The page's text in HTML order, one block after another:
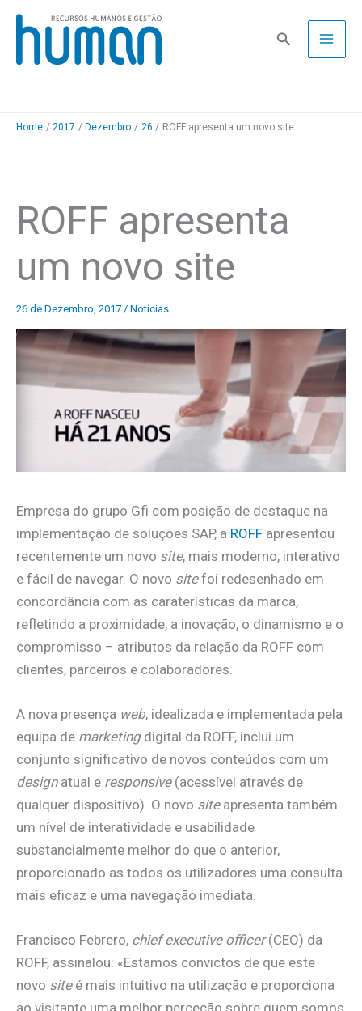
Skip
content
Pesquisa
Home 2017 Dezembro 26 ROFF apresenta um novo site
ROFF apresenta
um novo site
26 de Dezembro, 2017 / Notícias
Empresa do grupo Gfi com posição de destaque na
implementação de soluções SAP, a ROFF apresentou
recentemente um novo site, mais moderno, interativo
e fácil de navegar. O novo sitefoi redesenhado em
concordância com as caraterísticas da marca,
refletindo a proximidade, a inovação, o dinamismo e o
compromisso – atributos da relação da ROFF com
clientes, parceiros e colaboradores.
A nova presença web, idealizada e implementada pela
equipa de marketing digital da ROFF, inclui um
conjunto significativo de novos conteúdos com um
designatual e responsive (acessível através de
qualquer dispositivo). O novo siteapresenta também
um nível de interatividade e usabilidade
substancialmente melhor do que o anterior,
proporcionado as todos os utilizadores uma consulta
mais eficaz e uma navegação imediata.
Francisco Febrero, chief executive officer(CEO) da
ROFF, assinalou: «Estamos convictos de que este
novo siteé mais intuitivo na utilização e proporciona